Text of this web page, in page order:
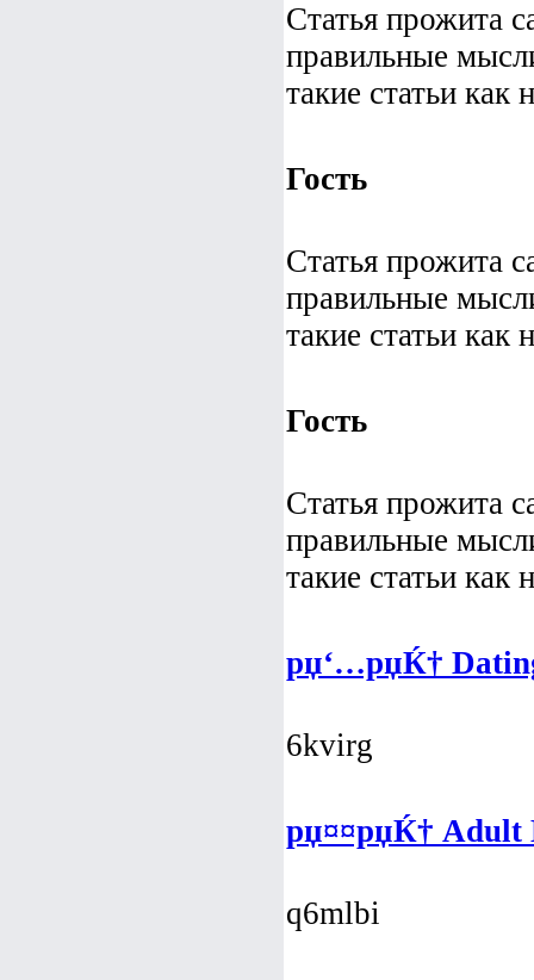
Статья прожита
правильные
такие статьи как
Гость
Статья прожита
правильные
такие статьи как
Гость
Статья прожита
правильные
такие статьи как
рџ‘…рџЌ†
6kvirg
рџ¤¤рџЌ† Adult
q6mlbi